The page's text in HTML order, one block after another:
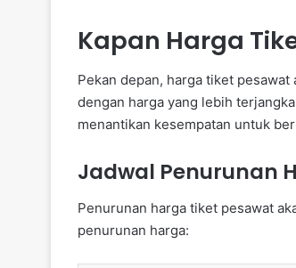
Kapan Harga
Pekan depan, harga tiket
dengan harga yang lebih
menantikan kesempatan untuk
Jadwal Penurunan
Penurunan harga tiket pesawat
penurunan harga: